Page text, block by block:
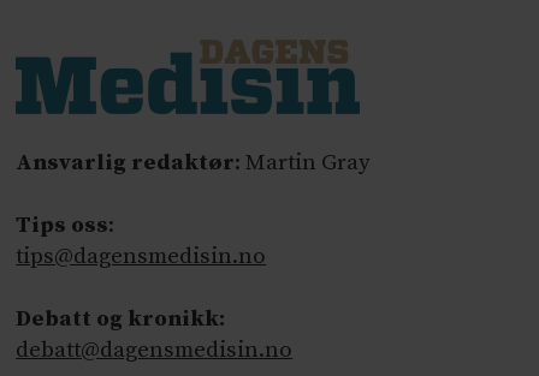
Ansvarlig redaktør: Martin Gray
Tips oss:
tips@dagensmedisin.no
Debatt og kronikk:
debatt@dagensmedisin.no